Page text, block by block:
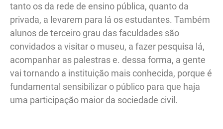
tanto os da rede de ensino pública, quanto da
privada, a levarem para lá os estudantes. Também
alunos de terceiro grau das faculdades são
convidados a visitar o museu, a fazer pesquisa lá,
acompanhar as palestras e. dessa forma, a gente
vai tornando a instituição mais conhecida, porque é
fundamental sensibilizar o público para que haja
uma participação maior da sociedade civil.